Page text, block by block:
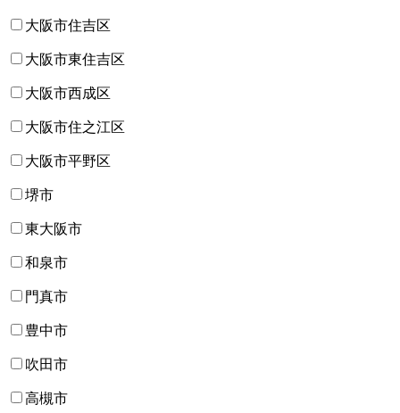
大阪市住吉区
大阪市東住吉区
大阪市西成区
大阪市住之江区
大阪市平野区
堺市
東大阪市
和泉市
門真市
豊中市
吹田市
高槻市